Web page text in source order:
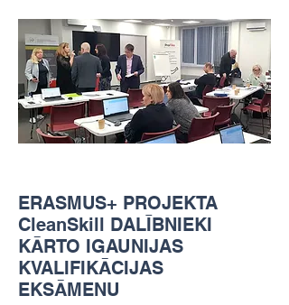
ERASMUS+ PROJEKTA
CleanSkill DALĪBNIEKI
KĀRTO IGAUNIJAS
KVALIFIKĀCIJAS
EKSĀMENU